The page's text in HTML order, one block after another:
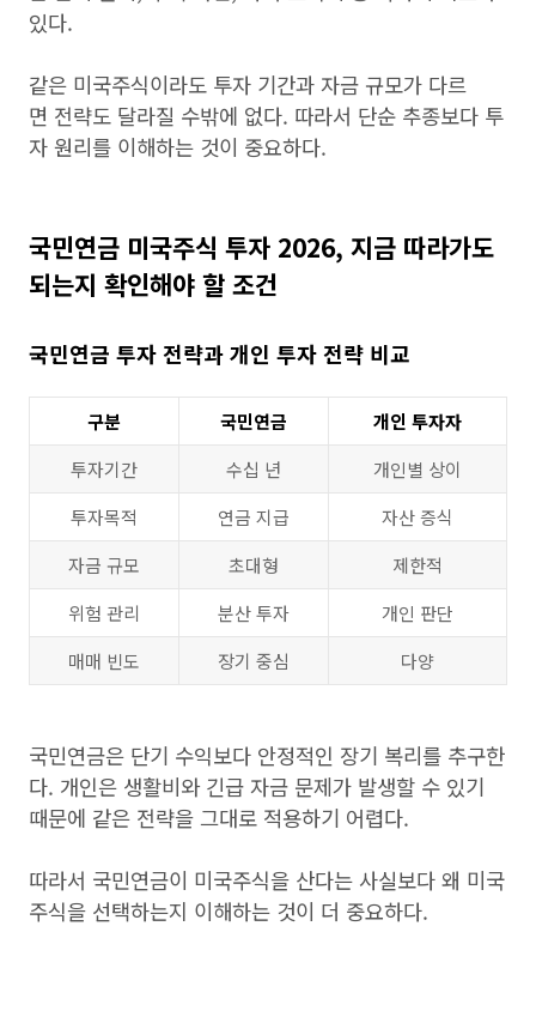
있다.
같은 미국주식이라도 투자 기간과 자금 규모가 다르
면 전략도 달라질 수밖에 없다. 따라서 단순 추종보다 투
자 원리를 이해하는 것이 중요하다.
국민연금 미국주식 투자 2026, 지금 따라가도
되는지 확인해야 할 조건
국민연금 투자 전략과 개인 투자 전략 비교
구분 국민연금
개인 투자자
투자기간
수십 년
개인별 상이
투자목적
연금 지급
자산 증식
자금 규모
초대형
제한적
위험 관리
분산 투자
개인 판단
매매 빈도
장기 중심 다양
국민연금은 단기 수익보다 안정적인 장기 복리를 추구한
다. 개인은 생활비와 긴급 자금 문제가 발생할 수 있기
때문에 같은 전략을 그대로 적용하기 어렵다.
따라서 국민연금이 미국주식을 산다는 사실보다 왜 미국
주식을 선택하는지 이해하는 것이 더 중요하다.